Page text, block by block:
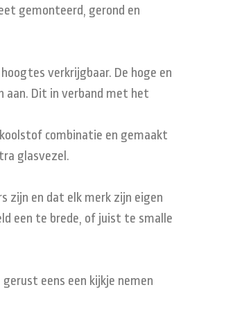
gemonteerd, gerond en
verkrijgbaar. De hoge en
aan. Dit in verband met het
combinatie en gemaakt
glasvezel.
zijn en dat elk merk zijn eigen
een te brede, of juist te smalle
eens een kijkje nemen